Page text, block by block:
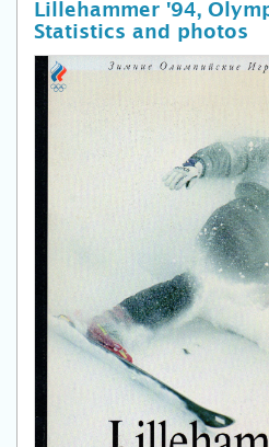
Lillehammer '94,
Statistics and photos